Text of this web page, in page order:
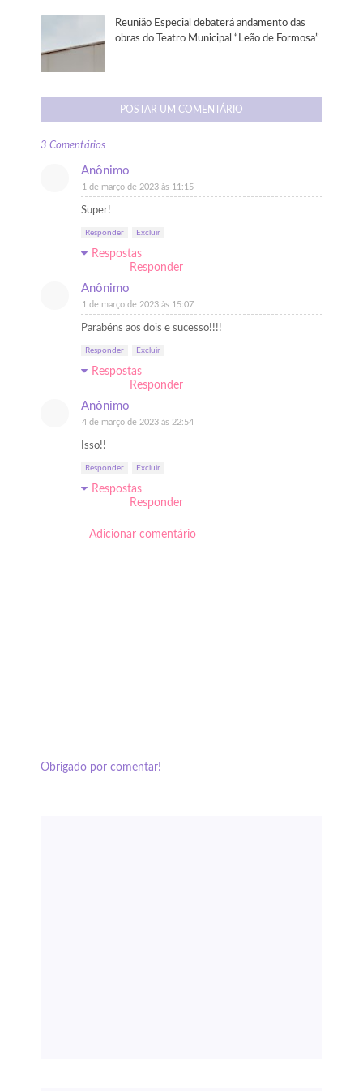
Reunião Especial debaterá andamento das
obras do Teatro Municipal “Leão de Formosa”
POSTAR UM COMENTÁRIO
3 Comentários
Anônimo
1 de março de 2023 às 11:15
Super!
Responder Excluir
Respostas
Responder
Anônimo
1 de março de 2023 às 15:07
Parabéns aos dois e sucesso!!!!
Responder Excluir
Respostas
Responder
Anônimo
4 de março de 2023 às 22:54
Isso!!
Responder Excluir
Respostas
Responder
Adicionar comentário
Obrigado por comentar!